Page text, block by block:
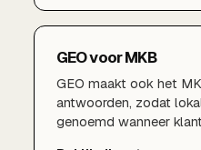
GEO voor MKB
GEO maakt ook het
antwoorden, zodat
genoemd wanneer